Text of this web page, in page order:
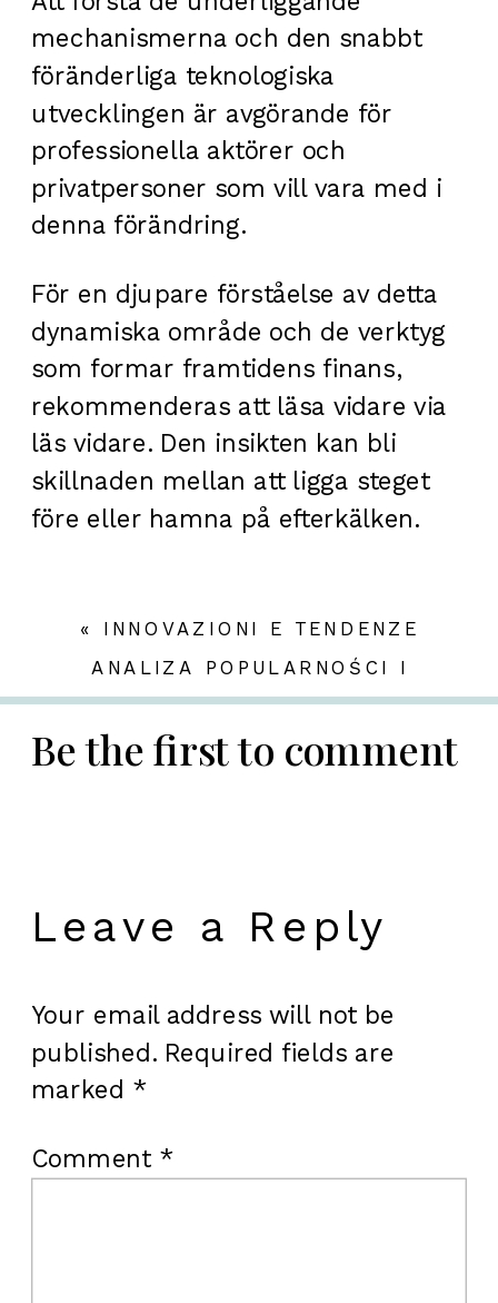
mechanismerna och den snabbt
föränderliga teknologiska
utvecklingen är avgörande för
professionella aktörer och
privatpersoner som vill vara med i
denna förändring.
För en djupare förståelse av detta
dynamiska område och de verktyg
som formar framtidens finans,
rekommenderas att läsa vidare via
läs vidare. Den insikten kan bli
skillnaden mellan att ligga steget
före eller hamna på efterkälken.
« INNOVAZIONI E TENDENZE
NELLE SLOT ONLINE: FOCUS
ANALIZA POPULARNOŚCI I
RENOMY GRY SWEET BONANZA W
ONLINE »
Be the first to comment
Leave a Reply
Your email address will not be
published. Required fields are
marked *
Comment *